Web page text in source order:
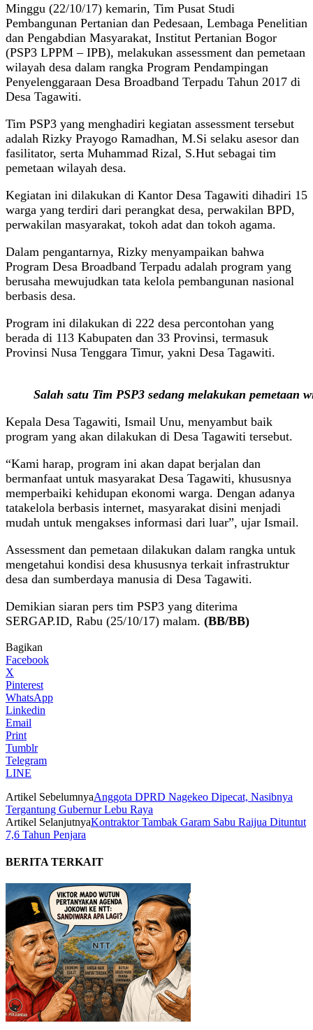
Minggu (22/10/17) kemarin, Tim Pusat Studi
Pembangunan Pertanian dan Pedesaan, Lembaga Penelitian
dan Pengabdian Masyarakat, Institut Pertanian Bogor
(PSP3 LPPM – IPB), melakukan assessment dan pemetaan
wilayah desa dalam rangka Program Pendampingan
Penyelenggaraan Desa Broadband Terpadu Tahun 2017 di
Desa Tagawiti.
Tim PSP3 yang menghadiri kegiatan assessment tersebut
adalah Rizky Prayogo Ramadhan, M.Si selaku asesor dan
fasilitator, serta Muhammad Rizal, S.Hut sebagai tim
pemetaan wilayah desa.
Kegiatan ini dilakukan di Kantor Desa Tagawiti dihadiri 15
warga yang terdiri dari perangkat desa, perwakilan BPD,
perwakilan masyarakat, tokoh adat dan tokoh agama.
Dalam pengantarnya, Rizky menyampaikan bahwa
Program Desa Broadband Terpadu adalah program yang
berusaha mewujudkan tata kelola pembangunan nasional
berbasis desa.
Program ini dilakukan di 222 desa percontohan yang
berada di 113 Kabupaten dan 33 Provinsi, termasuk
Provinsi Nusa Tenggara Timur, yakni Desa Tagawiti.
Salah satu Tim PSP3 sedang melakukan pemetaan
Kepala Desa Tagawiti, Ismail Unu, menyambut baik
program yang akan dilakukan di Desa Tagawiti tersebut.
“Kami harap, program ini akan dapat berjalan dan
bermanfaat untuk masyarakat Desa Tagawiti, khususnya
memperbaiki kehidupan ekonomi warga. Dengan adanya
tatakelola berbasis internet, masyarakat disini menjadi
mudah untuk mengakses informasi dari luar”, ujar Ismail.
Assessment dan pemetaan dilakukan dalam rangka untuk
mengetahui kondisi desa khususnya terkait infrastruktur
desa dan sumberdaya manusia di Desa Tagawiti.
Demikian siaran pers tim PSP3 yang diterima
SERGAP.ID, Rabu (25/10/17) malam. (BB/BB)
Bagikan
Facebook
X
Pinterest
WhatsApp
Linkedin
Email
Print
Tumblr
Telegram
LINE
Artikel SebelumnyaAnggota DPRD Nagekeo Dipecat, Nasibnya
Tergantung Gubernur Lebu Raya
Artikel SelanjutnyaKontraktor Tambak Garam Sabu Raijua Dituntut
7,6 Tahun Penjara
BERITA TERKAIT